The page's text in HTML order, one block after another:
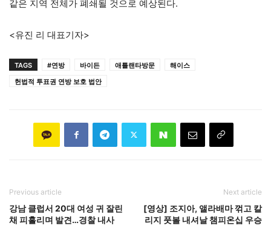
같은 지역 전체가 폐쇄될 것으로 예상된다.
<유진 리 대표기자>
TAGS #연방 바이든 애틀랜타방문
해이스
헌법적 투표권 연방 보호 법안
Previous article
강남 클럽서 20대 여성 귀 잘린
채 피흘리며 발견…경찰 내사
Next article
[영상] 조지아, 앨라배마 꺾고 칼
리지 풋볼 내셔날 챔피온십 우승